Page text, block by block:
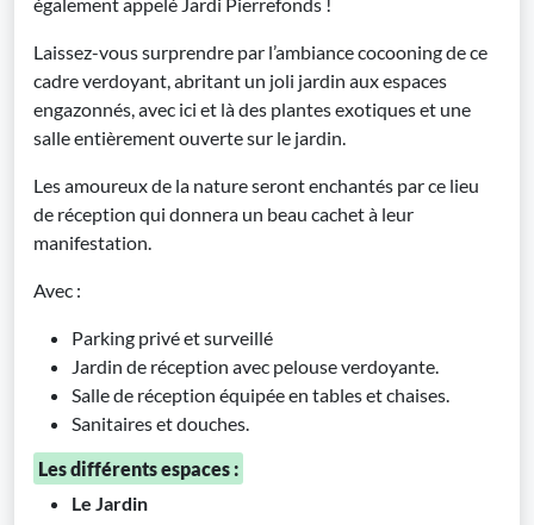
Laissez-vous surprendre par l’ambiance cocooning de ce
cadre verdoyant, abritant un joli jardin aux espaces
engazonnés, avec ici et là des plantes exotiques et une
salle entièrement ouverte sur le jardin.
Les amoureux de la nature seront enchantés par ce lieu
de réception qui donnera un beau cachet à leur
manifestation.
Avec :
Parking privé et surveillé
Jardin de réception avec pelouse verdoyante.
Salle de réception équipée en tables et chaises.
Sanitaires et douches.
Les différents espaces :
Le Jardin